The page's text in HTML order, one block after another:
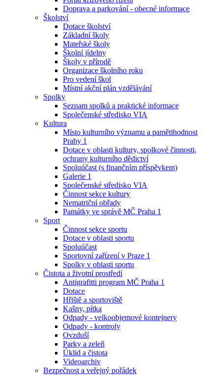
Doprava a parkování - obecné informace
Školství
Dotace školství
Základní školy
Mateřské školy
Školní jídelny
Školy v přírodě
Organizace školního roku
Pro vedení škol
Místní akční plán vzdělávání
Spolky
Seznam spolků a praktické informace
Společenské středisko VIA
Kultura
Místo kulturního významu a pamětihodnost
Prahy 1
Dotace v oblasti kultury, spolkové činnosti,
ochrany kulturního dědictví
Spoluúčast (s finančním příspěvkem)
Galerie 1
Společenské středisko VIA
Činnost sekce kultury
Nematriční obřady
Památky ve správě MČ Praha 1
Sport
Činnost sekce sportu
Dotace v oblasti sportu
Spoluúčast
Sportovní zařízení v Praze 1
Spolky v oblasti sportu
Čistota a životní prostředí
Antigrafitti program MČ Praha 1
Dotace
Hřiště a sportoviště
Kašny, pítka
Odpady - velkoobjemové kontejnery
Odpady - kontroly
Ovzduší
Parky a zeleň
Úklid a čistota
Videoarchiv
Bezpečnost a veřejný pořádek